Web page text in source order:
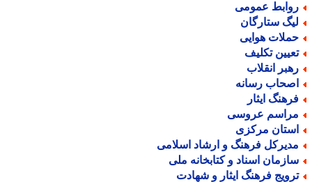
عمومی
ستارگان
هوایی
تکلیف
انقلاب
رسانه
ایثار
عروسی
مرکزی
فرهنگ و ارشاد اسلامی
اسناد و کتابخانه ملی
فرهنگ ایثار و شهادت